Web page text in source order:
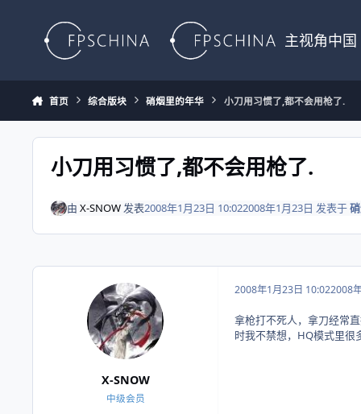
主视角中国
首页 综合版块 硝烟里的年华 小刀用习惯了,都不会用枪了.
小刀用习惯了,都不会用枪了.
由 X-SNOW发表2008年1月23日 10:022008年1月23日 发表于
X-SNOW
中级会员
2008年1月23日 10:022008
拿枪打不死人，拿刀经常
时我不禁想，HQ模式里很